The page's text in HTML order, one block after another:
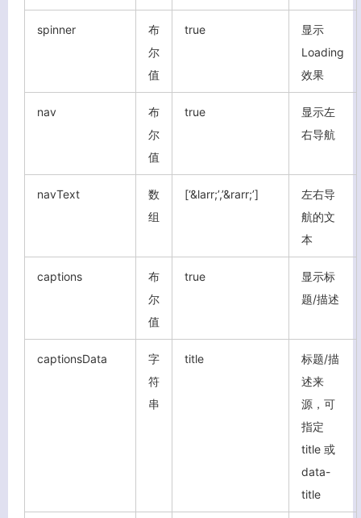
spinner
布
尔
值
true
显示
Loading
效果
nav
布
尔
值
true
显示左
右导航
navText
数
组
[‘&larr;’,’&rarr;’]
左右导
航的文
本
captions
布
尔
值
true
显示标
题/描述
captionsData
字
符
串
title
标题/描
述来
源，可
指定
title 或
data-
title